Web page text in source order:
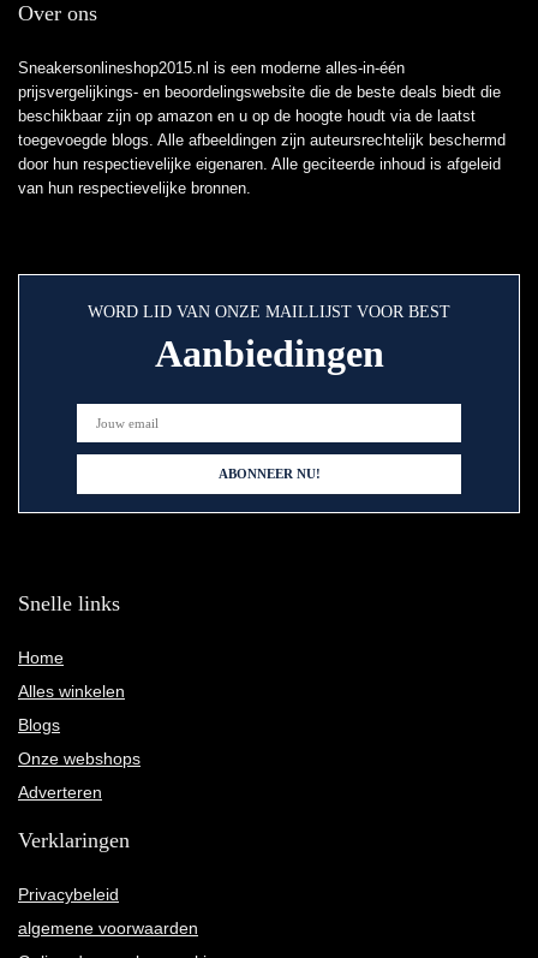
Over ons
Sneakersonlineshop2015.nl is een moderne alles-in-één
prijsvergelijkings- en beoordelingswebsite die de beste deals biedt die
beschikbaar zijn op amazon en u op de hoogte houdt via de laatst
toegevoegde blogs. Alle afbeeldingen zijn auteursrechtelijk beschermd
door hun respectievelijke eigenaren. Alle geciteerde inhoud is afgeleid
van hun respectievelijke bronnen.
WORD LID VAN ONZE MAILLIJST VOOR BEST
Aanbiedingen
Snelle links
Home
Alles winkelen
Blogs
Onze webshops
Adverteren
Verklaringen
Privacybeleid
algemene voorwaarden